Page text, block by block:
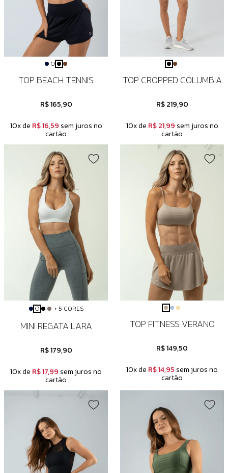
TOP BEACH TENNIS
R$ 165,90
10x de R$ 16,59 sem juros no
cartão
TOP CROPPED COLUMBIA
R$ 219,90
10x de R$ 21,99 sem juros no
cartão
+ 5 CORES
MINI REGATA LARA
R$ 179,90
10x de R$ 17,99 sem juros no
cartão
TOP FITNESS VERANO
R$ 149,50
10x de R$ 14,95 sem juros no
cartão